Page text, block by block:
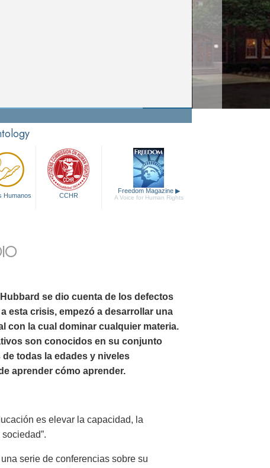
Humanos CCHR
Freedom Magazine ▶
A Voice for Human Rights
se dio cuenta de los defectos
esta crisis, empezó a desarrollar una
con la cual dominar cualquier materia.
son conocidos en su conjunto
todas la edades y niveles
aprender cómo aprender.
es elevar la capacidad, la
serie de conferencias sobre su